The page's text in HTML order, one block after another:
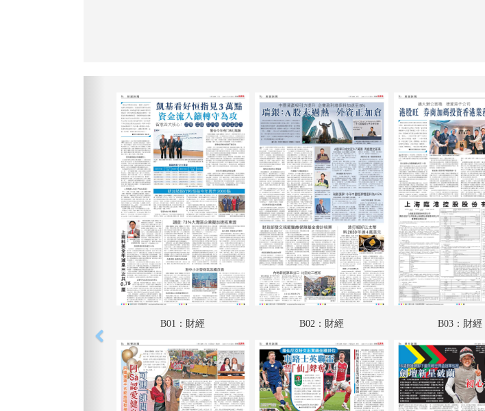
A18：躍動都市
A19：國際
A20：國際
B01：財經
B02：財經
B03：財經
B04：采風
B05：娛樂
B07：體育
B08：體育
B01：財經 B02：財經 B03：財經